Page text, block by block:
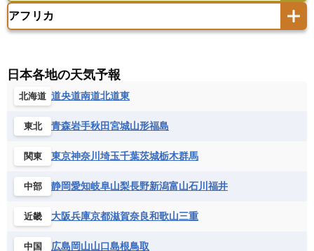
タジキスタン
バーレーン
ヨルダン レバノン
ギリシャ
スロバキア
スロベニア共和国
チェコ
デンマーク
フランス
ベルギー
ボスニア・ヘルツェゴビナ
モナコ公国
モルドバ
モンテネグロ
ラトビア
リトアニア
リヒテンシュタイン
サモア独立国
ソロモン諸島
タヒチ
ツバル
トンガ ナウル共和国
ニウエ
バヌアツ
パプアニューギニア
ワリス・フテュナ
バーミューダ諸島
アメリカ領バージン諸島
キューバ
グアテマラ
グレナダ
ケイマン諸島
コロンビア
ジャマイカ
セントクリストファー・ネービス
セントビンセント及びグレナディーン諸島
セントルシア
チリ
トリニダード・トバゴ
ドミニカ共和国
ニカラグア共和国
ハイチ共和国
バルバドス
パナマ
アフリカ
エジプト
エスワティニ王国
エリトリア国
カメルーン
ギニアビサウ共和国
ケニア
コンゴ共和国
コンゴ民主共和国
コートジボワール
サントメ・プリンシペ民主共和国
ザンビア共和国
シエラレオネ共和国
ジブチ共和国
ジンバブエ
セントヘレナ諸島
セーシェル
日本各地の天気予報
北海道 道央道南道北道東
東北 青森岩手秋田宮城山形福島
関東 東京神奈川 埼玉千葉茨城栃木群馬
中部 静岡愛知岐阜山梨長野新潟富山石川 福井
近畿 大阪兵庫京都滋賀奈良和歌山三重
中国 広島岡山山口島根鳥取